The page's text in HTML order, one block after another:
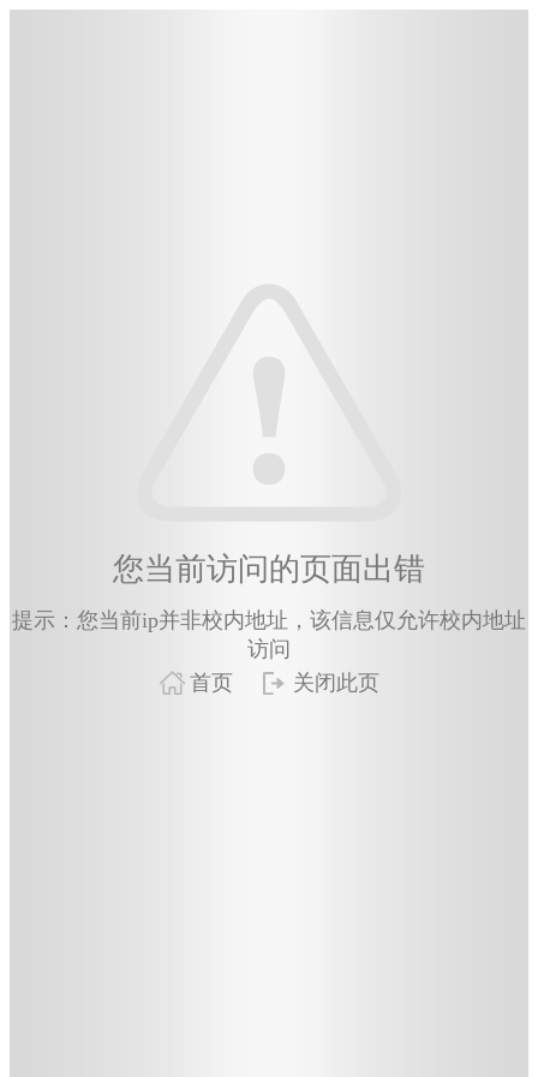
您当前访问的页面出错
提示：您当前ip并非校内地址，该信息仅允许校内地址
访问
首页
关闭此页